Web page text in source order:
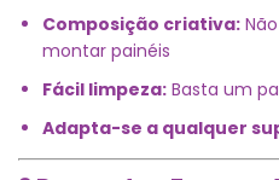
Composição criativa:
montar painéis
Fácil limpeza: Basta um
Adapta-se a qualquer